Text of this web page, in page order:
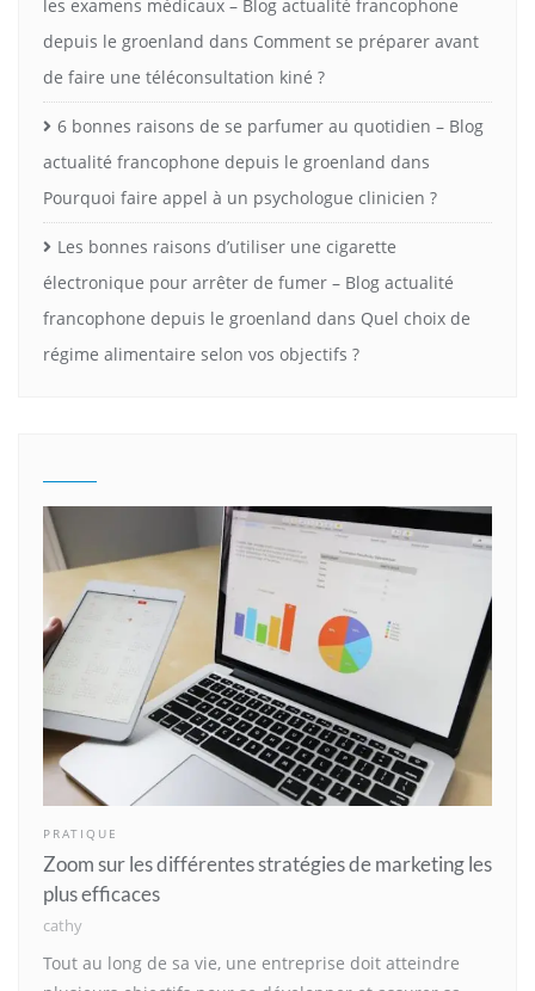
les examens médicaux – Blog actualité francophone
depuis le groenland dans Comment se préparer avant
de faire une téléconsultation kiné ?
6 bonnes raisons de se parfumer au quotidien – Blog
actualité francophone depuis le groenland dans
Pourquoi faire appel à un psychologue clinicien ?
Les bonnes raisons d’utiliser une cigarette
électronique pour arrêter de fumer – Blog actualité
francophone depuis le groenland dans Quel choix de
régime alimentaire selon vos objectifs ?
PRATIQUE
Zoom sur les différentes stratégies de marketing les
plus efficaces
cathy
Tout au long de sa vie, une entreprise doit atteindre